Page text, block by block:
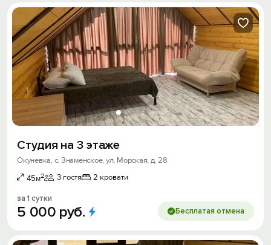
Студия на 3 этаже
Окуневка, с. Знаменское, ул. Морская, д. 28
45м2 3 гостя 2 кровати
за 1 сутки
5 000 руб. Бесплатая отмена